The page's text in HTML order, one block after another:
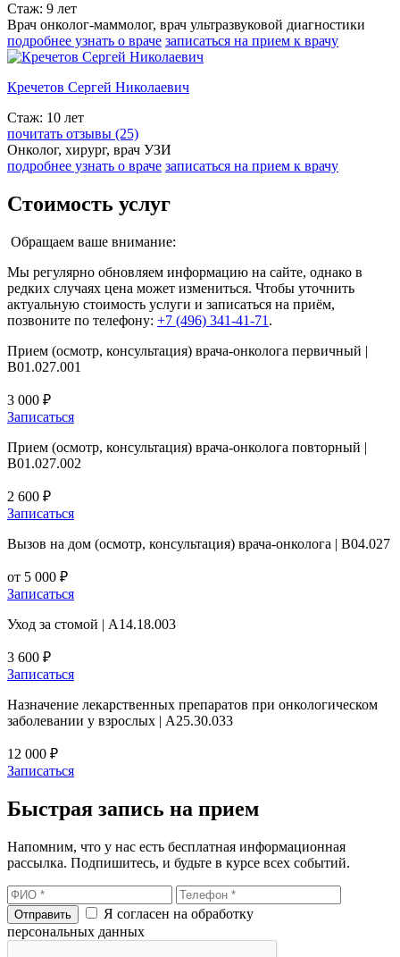
Стаж: 9 лет
Врач онколог-маммолог, врач ультразвуковой диагностики
подробнее узнать о враче записаться на прием к врачу
Кречетов Сергей Николаевич
Стаж: 10 лет
почитать отзывы (25)
Онколог, хирург, врач УЗИ
подробнее узнать о враче записаться на прием к врачу
Стоимость услуг
Обращаем ваше внимание:
Мы регулярно обновляем информацию на сайте, однако в
редких случаях цена может измениться. Чтобы уточнить
актуальную стоимость услуги и записаться на приём,
позвоните по телефону: +7 (496) 341-41-71 .
Прием (осмотр, консультация) врача-онколога первичный |
B01.027.001
3 000 ₽
Записаться
Прием (осмотр, консультация) врача-онколога повторный |
B01.027.002
2 600 ₽
Записаться
Вызов на дом (осмотр, консультация) врача-онколога | В04.027
от 5 000 ₽
Записаться
Уход за стомой | A14.18.003
3 600 ₽
Записаться
Назначение лекарственных препаратов при онкологическом
заболевании у взрослых | A25.30.033
12 000 ₽
Записаться
Быстрая запись на прием
Напомним, что у нас есть бесплатная информационная
рассылка. Подпишитесь, и будьте в курсе всех событий.
Я согласен на обработку
персональных данных